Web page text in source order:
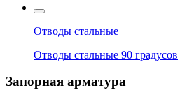
Отводы стальные
Отводы стальные 90 градусов
Запорная арматура